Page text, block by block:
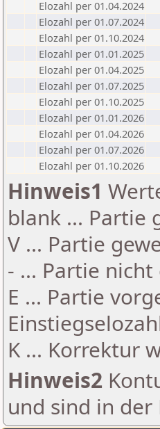
Elozahl per 01.04.2024
Elozahl per 01.07.2024
Elozahl per 01.10.2024
Elozahl per 01.01.2025
Elozahl per 01.04.2025
Elozahl per 01.07.2025
Elozahl per 01.10.2025
Elozahl per 01.01.2026
Elozahl per 01.04.2026
Elozahl per 01.07.2026
Elozahl per 01.10.2026
Hinweis1
blank ... Partie
V ... Partie
- ... Partie
E ... Partie
K ... Korrektur
Hinweis2
und sind in